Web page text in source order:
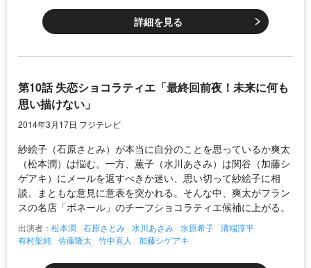
詳細を見る
第10話 失恋ショコラティエ「最終回前夜！未来に何も
思い描けない」
2014年3月17日 フジテレビ
紗絵子（石原さとみ）が本当に自分のことを思っているか爽太
（松本潤）は悩む。一方、薫子（水川あさみ）は関谷（加藤シ
ゲアキ）にメールを返すべきか迷い、思い切って紗絵子に相
談。まともな意見に意表を突かれる。そんな中、爽太がフラン
スの名店「ボネール」のチーフショコラティエ候補に上がる。
出演者： 松本潤 石原さとみ 水川あさみ 水原希子 溝端淳平
有村架純 佐藤隆太 竹中直人 加藤シゲアキ